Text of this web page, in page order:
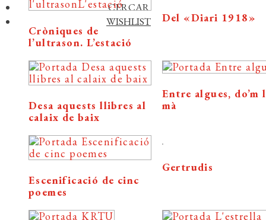
CERCAR
WISHLIST
Cròniques de
l’ultrason. L’estació
Del «Diari 1918»
Desa aquests llibres al
calaix de baix
Entre algues, do’m
mà
Escenificació de cinc
poemes
Gertrudis